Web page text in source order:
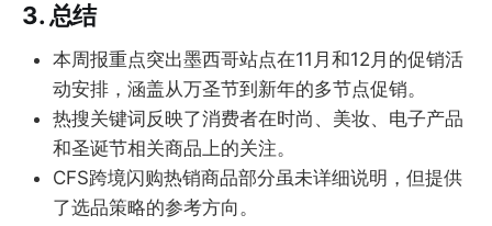
3. 总结
本周报重点突出墨西哥站点在11月和12月的促销活
动安排，涵盖从万圣节到新年的多节点促销。
热搜关键词反映了消费者在时尚、美妆、电子产品
和圣诞节相关商品上的关注。
CFS跨境闪购热销商品部分虽未详细说明，但提供
了选品策略的参考方向。